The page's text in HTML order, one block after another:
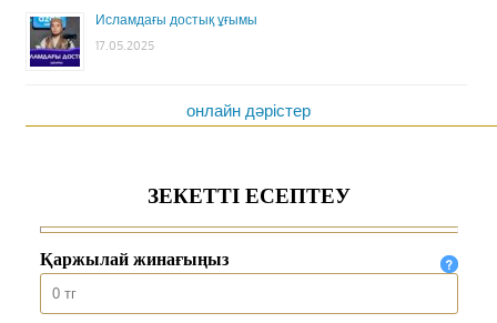
Исламдағы достық ұғымы
17.05.2025
онлайн дәрістер